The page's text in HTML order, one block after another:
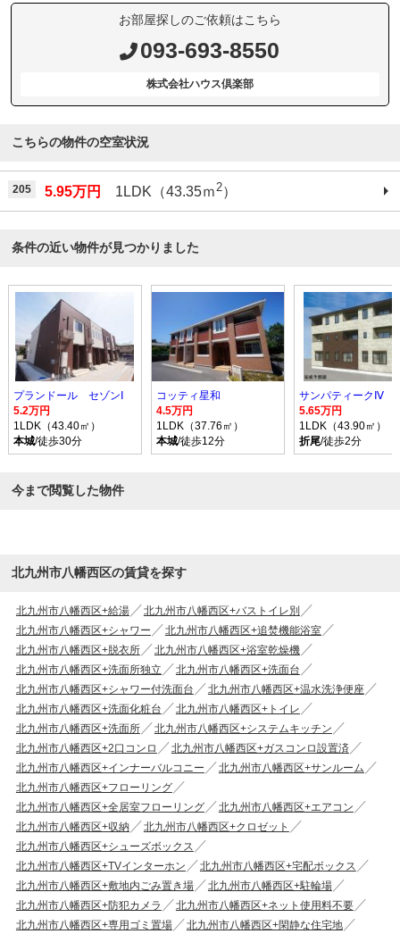
お部屋探しのご依頼はこちら
093-693-8550
株式会社ハウス倶楽部
こちらの物件の空室状況
205 5.95万円 1LDK（43.35ｍ2）
条件の近い物件が見つかりました
プランドール セゾンⅠ
5.2万円
1LDK（43.40㎡）
本城/徒歩30分
コッティ星和
4.5万円
1LDK（37.76㎡）
本城/徒歩12分
サンパティークⅣ
5.65万円
1LDK（43.90㎡）
折尾/徒歩2分
今まで閲覧した物件
北九州市八幡西区の賃貸を探す
北九州市八幡西区+給湯
北九州市八幡西区+バストイレ別
北九州市八幡西区+シャワー
北九州市八幡西区+追焚機能浴室
北九州市八幡西区+脱衣所
北九州市八幡西区+浴室乾燥機
北九州市八幡西区+洗面所独立
北九州市八幡西区+洗面台
北九州市八幡西区+シャワー付洗面台
北九州市八幡西区+温水洗浄便座
北九州市八幡西区+洗面化粧台
北九州市八幡西区+トイレ
北九州市八幡西区+洗面所
北九州市八幡西区+システムキッチン
北九州市八幡西区+2口コンロ
北九州市八幡西区+ガスコンロ設置済
北九州市八幡西区+インナーバルコニー
北九州市八幡西区+サンルーム
北九州市八幡西区+フローリング
北九州市八幡西区+全居室フローリング
北九州市八幡西区+エアコン
北九州市八幡西区+収納
北九州市八幡西区+クロゼット
北九州市八幡西区+シューズボックス
北九州市八幡西区+TVインターホン
北九州市八幡西区+宅配ボックス
北九州市八幡西区+敷地内ごみ置き場
北九州市八幡西区+駐輪場
北九州市八幡西区+防犯カメラ
北九州市八幡西区+ネット使用料不要
北九州市八幡西区+専用ゴミ置場
北九州市八幡西区+閑静な住宅地